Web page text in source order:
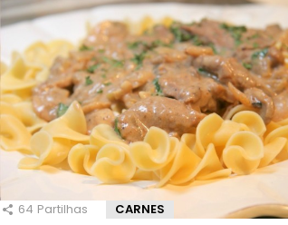
64 Partilhas CARNES